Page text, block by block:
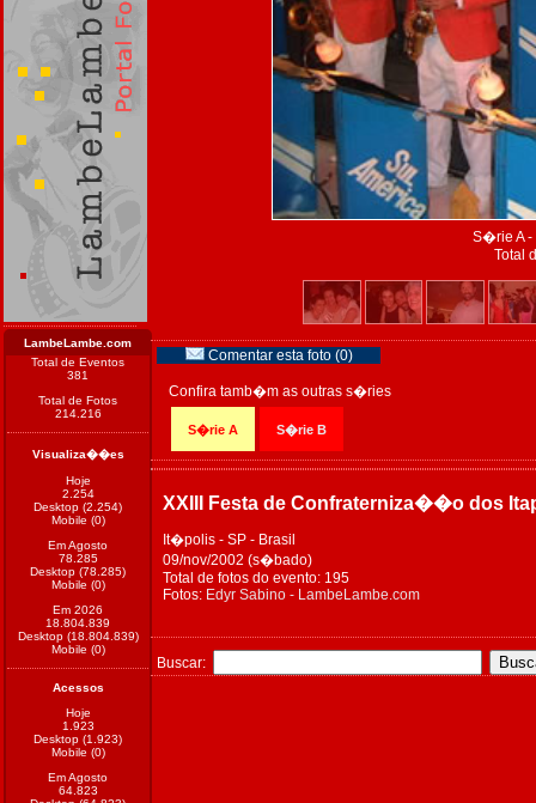
LambeLambe.com
Total de Eventos
381
Total de Fotos
214.216
Visualiza��es
Hoje
2.254
Desktop (2.254)
Mobile (0)
Em Agosto
78.285
Desktop (78.285)
Mobile (0)
Em 2026
18.804.839
Desktop (18.804.839)
Mobile (0)
Acessos
Hoje
1.923
Desktop (1.923)
Mobile (0)
Em Agosto
64.823
S�rie A -
Total
Comentar esta foto (0)
Confira tamb�m as outras s�ries
S�rie A S�rie B
XXIII Festa de Confraterniza��o dos
It�polis - SP - Brasil
09/nov/2002 (s�bado)
Total de fotos do evento: 195
Fotos: Edyr Sabino - LambeLambe.com
Buscar: